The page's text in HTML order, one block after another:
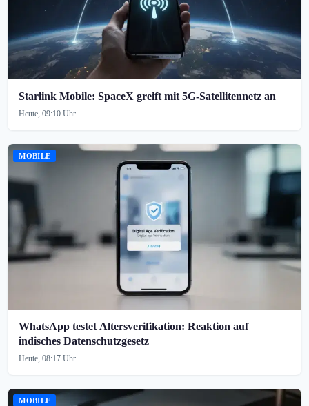
Starlink Mobile: SpaceX greift mit 5G-Satellitennetz an
Heute, 09:10 Uhr
MOBILE
WhatsApp testet Altersverifikation: Reaktion auf
indisches Datenschutzgesetz
Heute, 08:17 Uhr
MOBILE